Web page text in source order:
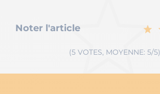
Noter l'article
(5 VOTES, MOYENNE: 5/5)